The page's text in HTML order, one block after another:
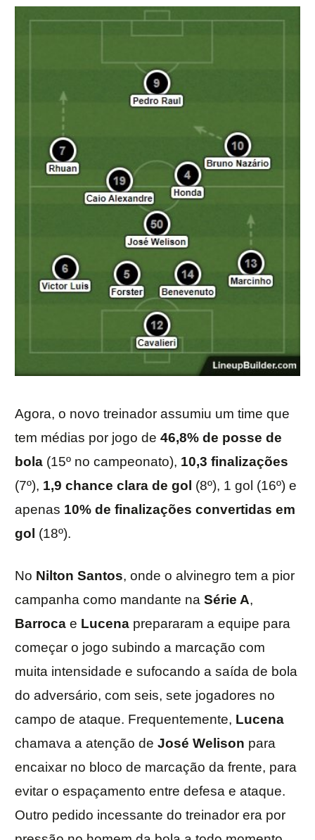
Agora, o novo treinador assumiu um time que
tem médias por jogo de 46,8% de posse de
bola (15º no campeonato), 10,3 finalizações
(7º), 1,9 chance clara de gol (8º), 1 gol (16º) e
apenas 10% de finalizações convertidas em
gol (18º).
No Nilton Santos, onde o alvinegro tem a pior
campanha como mandante na Série A,
Barroca e Lucena prepararam a equipe para
começar o jogo subindo a marcação com
muita intensidade e sufocando a saída de bola
do adversário, com seis, sete jogadores no
campo de ataque. Frequentemente, Lucena
chamava a atenção de José Welison para
encaixar no bloco de marcação da frente, para
evitar o espaçamento entre defesa e ataque.
Outro pedido incessante do treinador era por